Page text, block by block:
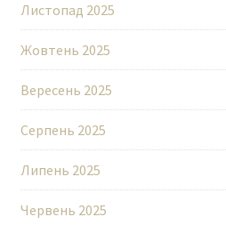
Листопад 2025
Жовтень 2025
Вересень 2025
Серпень 2025
Липень 2025
Червень 2025